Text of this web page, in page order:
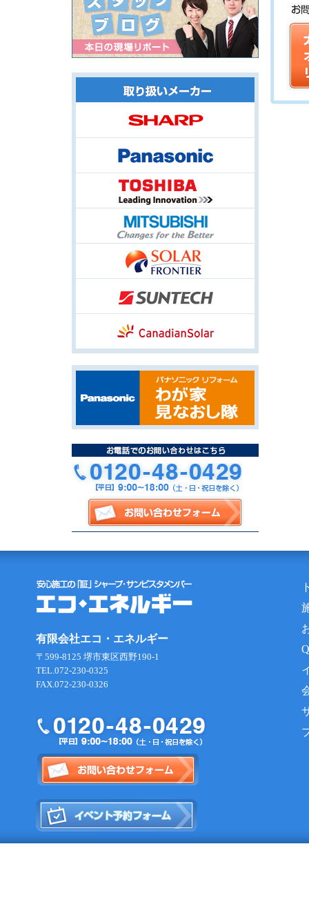
有限会社エコ・エネルギー
〒599-8125 堺市東区西野190-1
TEL.072-230-0325
FAX.072-230-0326